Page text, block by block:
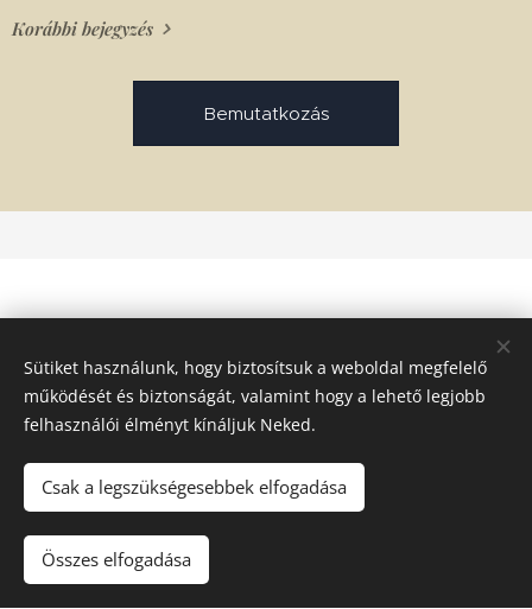
Korábbi bejegyzés
Bemutatkozás
© 2017 Minden jog fenntartva
Webnode
Sütiket használunk, hogy biztosítsuk a weboldal megfelelő
működését és biztonságát, valamint hogy a lehető legjobb
felhasználói élményt kínáljuk Neked.
Csak a legszükségesebbek elfogadása
Összes elfogadása